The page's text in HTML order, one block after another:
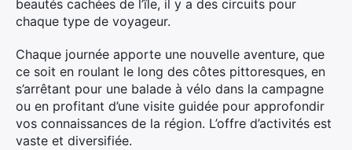
beautés cachées de l’île, il y a des circuits pour
chaque type de voyageur.
Chaque journée apporte une nouvelle aventure, que
ce soit en roulant le long des côtes pittoresques, en
s’arrêtant pour une balade à vélo dans la campagne
ou en profitant d’une visite guidée pour approfondir
vos connaissances de la région. L’offre d’activités est
vaste et diversifiée.